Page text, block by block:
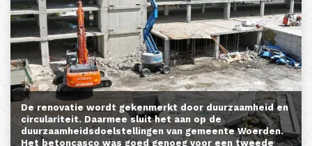
De renovatie wordt gekenmerkt door duurzaamheid en
circulariteit. Daarmee sluit het aan op de
duurzaamheidsdoelstellingen van gemeente Woerden.
Het betoncasco was goed genoeg voor een tweede